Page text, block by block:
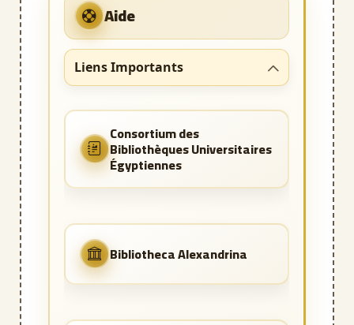
Aide
Liens Importants
Consortium des
Bibliothèques Universitaires
Égyptiennes
Bibliotheca Alexandrina